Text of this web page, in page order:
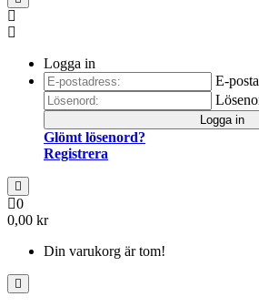
Logga in
E-
Logga in
Glömt lösenord?
Registrera
0
0,00 kr
Din varukorg är tom!